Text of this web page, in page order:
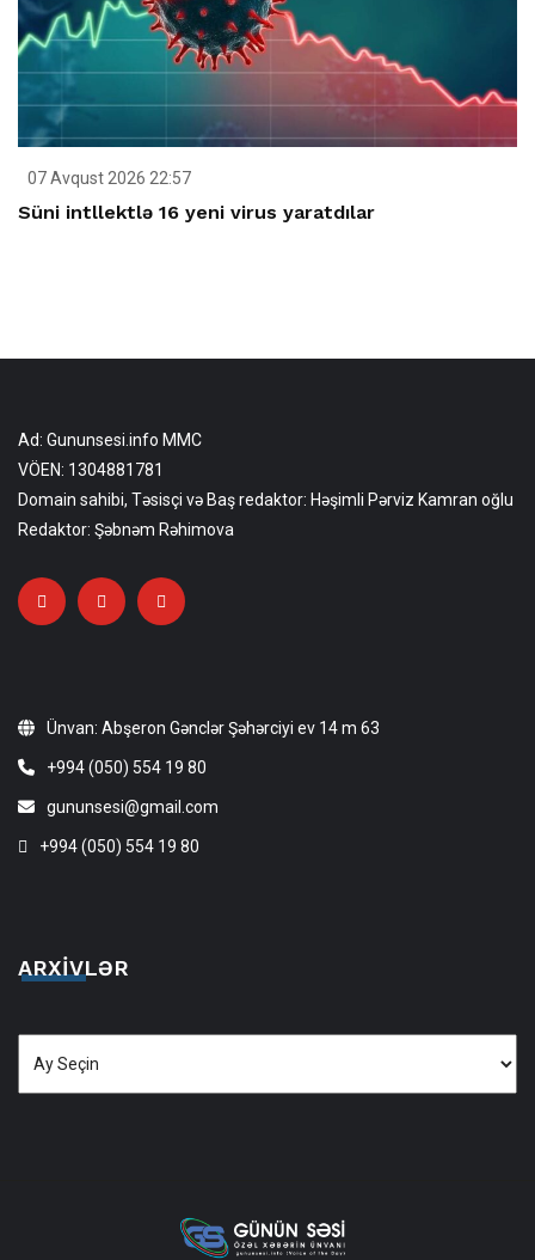
07 Avqust 2026 22:57
Süni intllektlə 16 yeni virus yaratdılar
Ad: Gununsesi.info MMC
VÖEN: 1304881781
Domain sahibi, Təsisçi və Baş redaktor: Həşimli Pərviz Kamran oğlu
Redaktor: Şəbnəm Rəhimova
Ünvan: Abşeron Gənclər Şəhərciyi ev 14 m 63
+994 (050) 554 19 80
gununsesi@gmail.com
+994 (050) 554 19 80
ARXIVLƏR
Arxivlər